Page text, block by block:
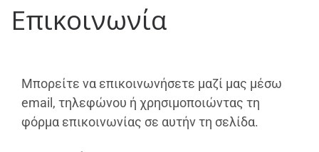
Επικοινωνία
Μπορείτε να επικοινωνήσετε μαζί μας μέσω
email, τηλεφώνου ή χρησιμοποιώντας τη
φόρμα επικοινωνίας σε αυτήν τη σελίδα.